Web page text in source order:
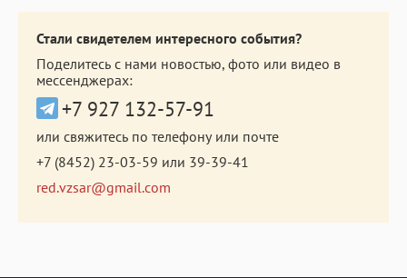
Стали свидетелем интересного события?
Поделитесь с нами новостью, фото или видео в
мессенджерах:
+7 927 132-57-91
или свяжитесь по телефону или почте
+7 (8452) 23-03-59 или 39-39-41
red.vzsar@gmail.com